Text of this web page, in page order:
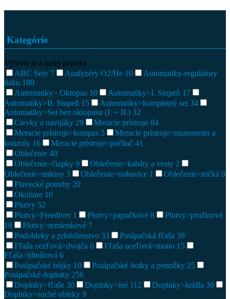
Kategórie
Vyberte si z našej ponuky
ABC Sety 7 Analyzéry O2/He 10
Automatiky-regulátory
tlaku 180
Automatiky> Oktopus 10 Automatiky>I. Stupeň 17
Automatiky>II. Stupeň 15 Automatiky>kompletný set 34
Automatiky>Set bez oktopusu (I. + II.) 32
Cievky a navijáky 29 Meracie prístroje 84
Meracie prístroje>kompas 5
Meracie prístroje>manometer a
konzoly 16 Meracie prístroje>počítač 41
Oblečenie 40
Oblečenie>čiapky 9 Oblečenie>kabáty a vesty 2
Oblečenie>mikiny 3 Oblečenie>nohavice 1 Oblečenie>tričká 9
Plavecké potreby 20
Okuliare 10
Plutvy 52
Plutvy>Freediver 1 Plutvy>papučkové 8
Plutvy>pružinové
18
Plutvy>remienkové 7
Podobleky a príslušenstvo 33 Potápačská fľaša 39
Fľaša oceľová>dvojča 6 Fľaša oceľová>mono 15
Fľaša>hliníková 6
Potápačské bójky 10 Potápačské botky a ponožky 25
Potápačské doplnky 256
Doplnky>fľaše 30 Doplnky>iné 112 Doplnky>krídla 30
Doplnky>suché obleky 9